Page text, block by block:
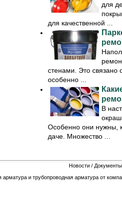
для
для качественной ...
стенами. Это связано
особенно ...
В
Особенно они нужны,
даче. Множество ...
Новости / Документы
и трубопроводная арматура от